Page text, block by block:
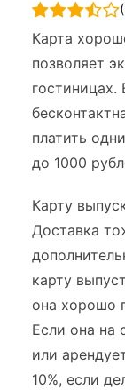
Карта
позволяет
гостиницах.
платить
до 1000
Карту
Доставка
карту
она хорошо
Если она на
или
10%, если